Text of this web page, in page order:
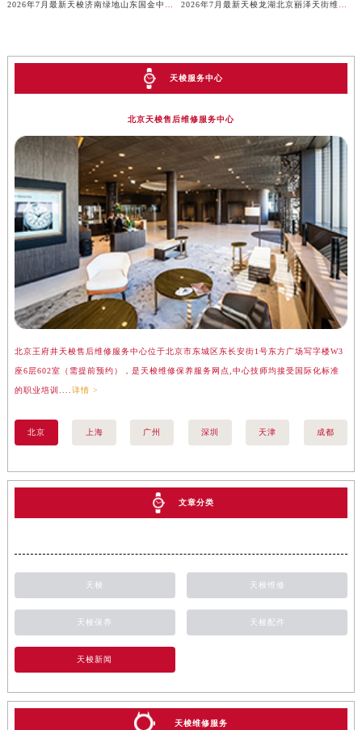
天梭服务中心
北京天梭售后维修服务中心
北京王府井天梭售后维修服务中心位于北京市东城区东长安街1号东方广场写字楼W3
座6层602室（需提前预约），是天梭维修保养服务网点,中心技师均接受国际化标准
的职业培训.... 详情 >
北京 上海 广州 深圳 天津 成都
文章分类
天梭 天梭维修
天梭保养 天梭配件
天梭新闻
天梭维修服务